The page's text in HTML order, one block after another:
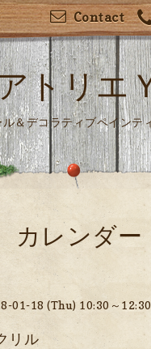
Contact
トリエ
ル＆デコラティブペインテ
カレンダー
01-18 (Thu) 10:30～12:30
リル